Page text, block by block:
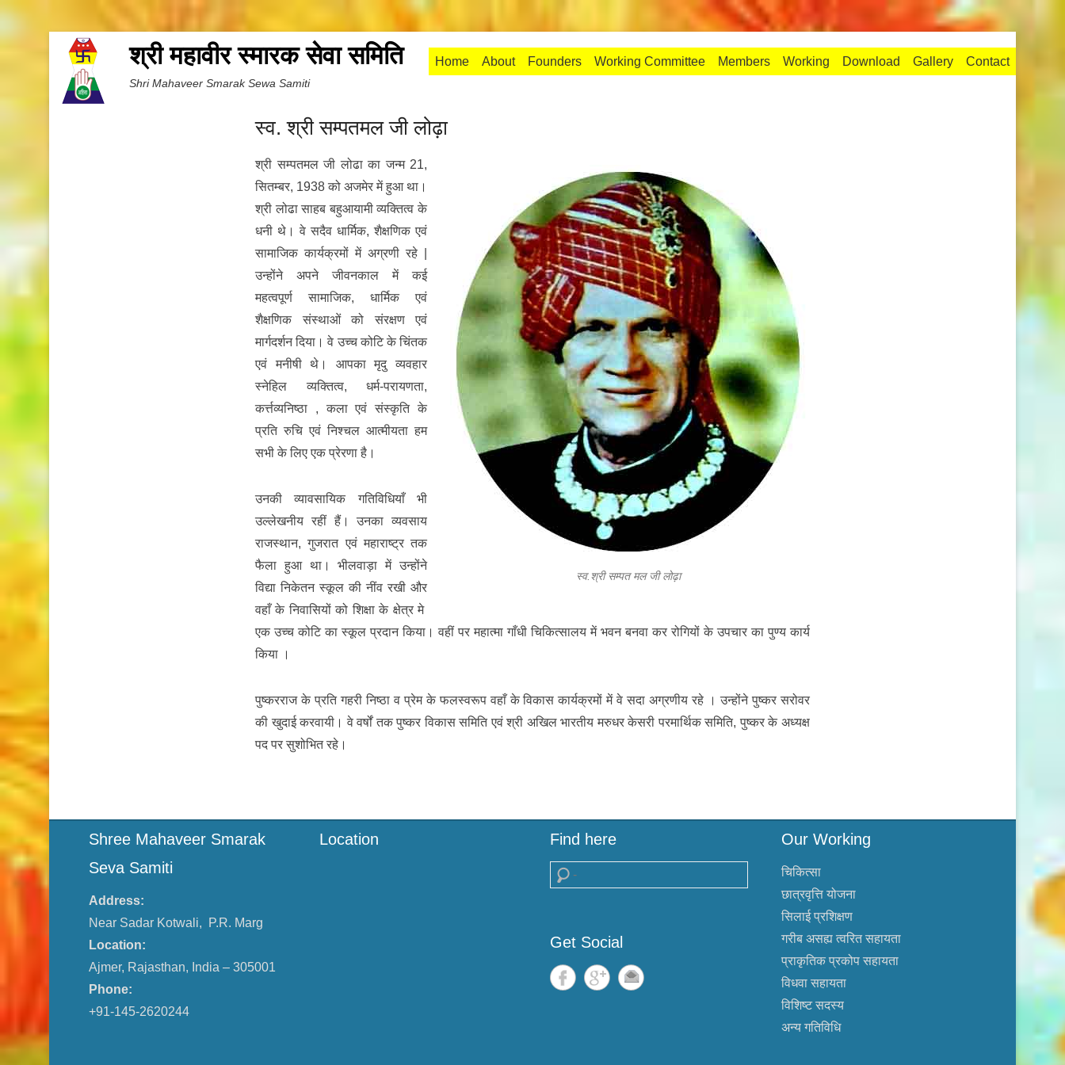
श्री महावीर स्मारक सेवा समिति
Shri Mahaveer Smarak Sewa Samiti
Primary Menu
Skip to content
Home About Founders Working Committee Members Working Download Gallery Contact
स्व. श्री सम्पतमल जी लोढ़ा
स्व.श्री सम्पत मल जी लोढ़ा
श्री सम्पतमल जी लोढा का जन्म 21,
सितम्बर, 1938 को अजमेर में हुआ था।
श्री लोढा साहब बहुआयामी व्यक्तित्व के
धनी थे। वे सदैव धार्मिक, शैक्षणिक एवं
सामाजिक कार्यक्रमों में अग्रणी रहे |
उन्होंने अपने जीवनकाल में कई
महत्वपूर्ण सामाजिक, धार्मिक एवं
शैक्षणिक संस्थाओं को संरक्षण एवं
मार्गदर्शन दिया। वे उच्च कोटि के चिंतक
एवं मनीषी थे। आपका मृदु व्यवहार
स्नेहिल व्यक्तित्व, धर्म-परायणता,
कर्त्तव्यनिष्ठा , कला एवं संस्कृति के
प्रति रुचि एवं निश्चल आत्मीयता हम
सभी के लिए एक प्रेरणा है।
उनकी व्यावसायिक गतिविधियाँ भी
उल्लेखनीय रहीं हैं। उनका व्यवसाय
राजस्थान, गुजरात एवं महाराष्ट्र तक
फैला हुआ था। भीलवाड़ा में उन्होंने
विद्या निकेतन स्कूल की नींव रखी और
वहाँ के निवासियों को शिक्षा के क्षेत्र मे
एक उच्च कोटि का स्कूल प्रदान किया। वहीं पर महात्मा गाँधी चिकित्सालय में भवन बनवा कर रोगियों के उपचार का पुण्य कार्य
किया ।
पुष्करराज के प्रति गहरी निष्ठा व प्रेम के फलस्वरूप वहाँ के विकास कार्यक्रमों में वे सदा अग्रणीय रहे । उन्होंने पुष्कर सरोवर
की खुदाई करवायी। वे वर्षों तक पुष्कर विकास समिति एवं श्री अखिल भारतीय मरुधर केसरी परमार्थिक समिति, पुष्कर के अध्यक्ष
पद पर सुशोभित रहे।
Shree Mahaveer Smarak
Seva Samiti
Address:
Near Sadar Kotwali, P.R. Marg
Location:
Ajmer, Rajasthan, India – 305001
Phone:
+91-145-2620244
Location Find here
Search
Get Social
Our Working
चिकित्सा
छात्रवृत्ति योजना
सिलाई प्रशिक्षण
गरीब असह्य त्वरित सहायता
प्राकृतिक प्रकोप सहायता
विधवा सहायता
विशिष्ट सदस्य
अन्य गतिविधि